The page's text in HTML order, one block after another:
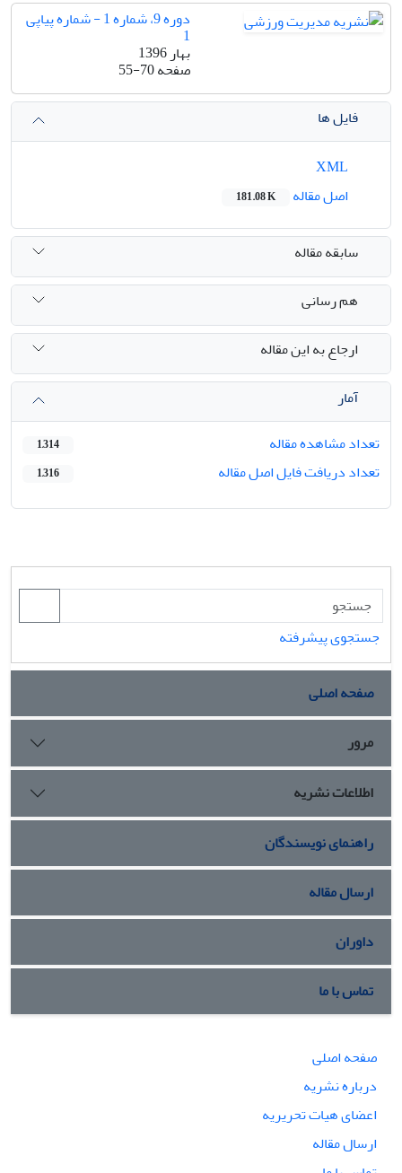
دوره 9، شماره 1 - شماره پیاپی
1
بهار 1396
صفحه55-70
فایل ها
اصل مقاله
181.08 K
سابقه مقاله
هم رسانی
ارجاع به این مقاله
آمار
تعداد مشاهده مقاله
1,314
تعداد دریافت فایل اصل مقاله 1,316
جستجوی پیشرفته
صفحه اصلی
مرور
اطلاعات نشریه
راهنمای نویسندگان
ارسال مقاله
داوران
تماس با ما
صفحه اصلی
درباره نشریه
اعضای هیات تحریریه
ارسال مقاله